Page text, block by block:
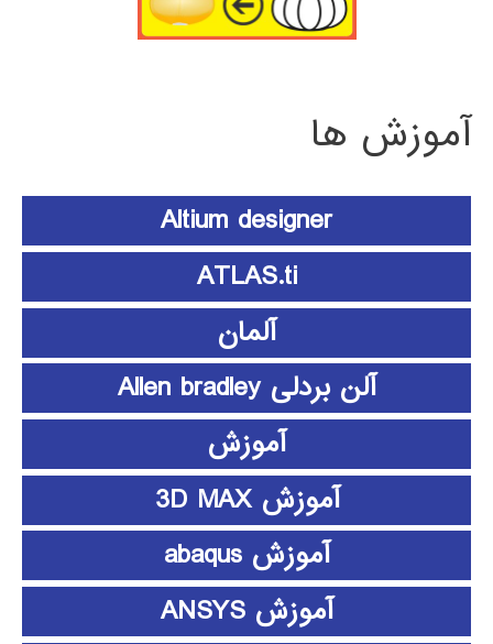
آموزش ها
Altium designer
ATLAS.ti
آلمان
آلن بردلی Allen bradley
آموزش
آموزش 3D MAX
آموزش abaqus
آموزش ANSYS